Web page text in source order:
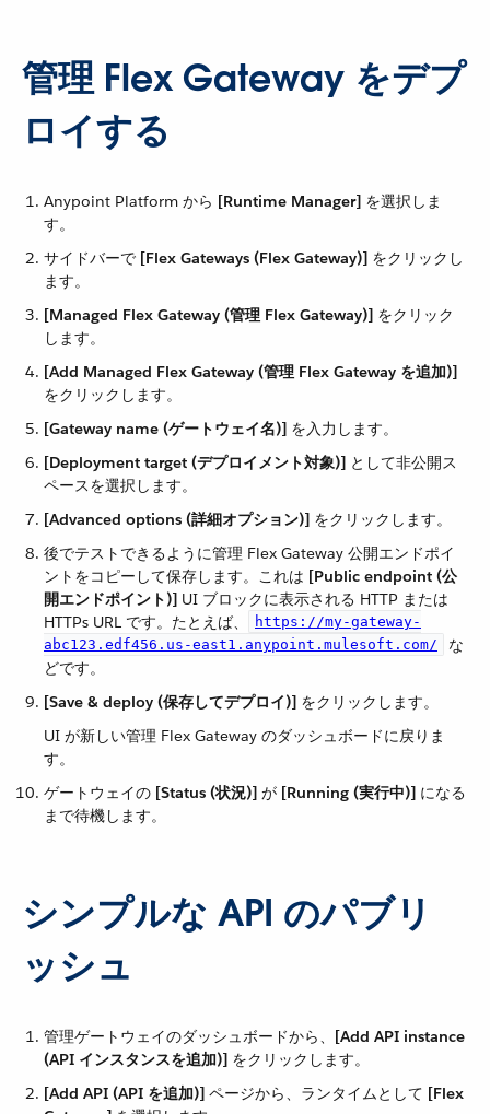
管理 Flex Gateway をデプ
ロイする
Anypoint Platform から ​ [Runtime Manager] ​ を選択しま
す。
サイドバーで ​ [Flex Gateways (Flex Gateway)] ​ をクリックし
ます。
[Managed Flex Gateway (管理 Flex Gateway)] ​ をクリック
します。
[Add Managed Flex Gateway (管理 Flex Gateway を追加)]
をクリックします。
[Gateway name (ゲートウェイ名)] ​ を入力します。
[Deployment target (デプロイメント対象)] ​ として非公開ス
ペースを選択します。
[Advanced options (詳細オプション)] ​ をクリックします。
後でテストできるように管理 Flex Gateway 公開エンドポイ
ントをコピーして保存します。これは ​ [Public endpoint (公
開エンドポイント)] ​ UI ブロックに表示される HTTP または
HTTPs URL です。たとえば、​
https://my-gateway-
abc123.edf456.us-east1.anypoint.mulesoft.com/
​ な
どです。
[Save & deploy (保存してデプロイ)] ​ をクリックします。
UI が新しい管理 Flex Gateway のダッシュボードに戻りま
す。
ゲートウェイの ​ [Status (状況)] ​ が ​ [Running (実行中)] ​ になる
まで待機します。
シンプルな API のパブリ
ッシュ
管理ゲートウェイのダッシュボードから、​ [Add API instance
(API インスタンスを追加)] ​ をクリックします。
[Add API (API を追加)] ​ ページから、ランタイムとして ​ [Flex